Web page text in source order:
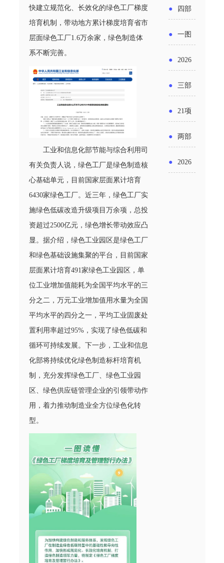
快建立规范化、长效化的绿色工厂梯度
培育机制，带动地方累计梯度培育省市
层面绿色工厂1.6万余家，绿色制造体
系不断完善。
工业和信息化部节能与综合利用司
有关负责人说，绿色工厂是绿色制造核
心基础单元，目前国家层面累计培育
6430家绿色工厂。近三年，绿色工厂实
施绿色低碳改造升级项目万余项，总投
资超过2500亿元，绿色增长带动效应凸
显。据介绍，绿色工业园区是绿色工厂
和绿色基础设施集聚的平台，目前国家
层面累计培育491家绿色工业园区，单
位工业增加值能耗为全国平均水平的三
分之二，万元工业增加值用水量为全国
平均水平的四分之一，平均工业固废处
置利用率超过95%，实现了绿色低碳和
循环可持续发展。下一步，工业和信息
化部将持续优化绿色制造标杆培育机
制，充分发挥绿色工厂、绿色工业园
区、绿色供应链管理企业的引领带动作
用，着力推动制造业全方位绿色化转
型。
发布
解）
备怎么
施专精
特新中
财政奖
贷款，
最高可
获1.5%
政贴息
举措激
发各类
经营主
● 四部
求做好
帮扶小
额信贷
● 一图
法及其
实施条
例新变
● 2026
金投向
领域及
申报要
● 三部
五”期间
支持科
● 21项
务培育
● 两部
● 2026